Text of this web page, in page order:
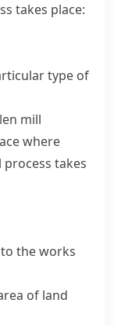
takes place:
type of
mill
where
takes
the works
of land